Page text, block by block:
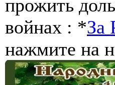
прожить
войнах : *За
нажмите на